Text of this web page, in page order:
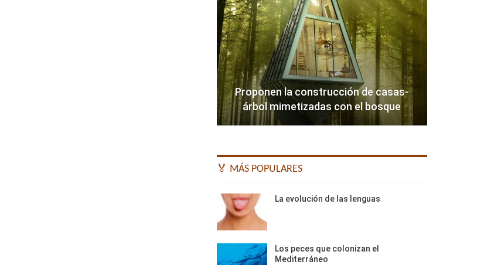
Proponen la construcción de casas-
árbol mimetizadas con el bosque
🏅 MÁS POPULARES
La evolución de las lenguas
Los peces que colonizan el
Mediterráneo